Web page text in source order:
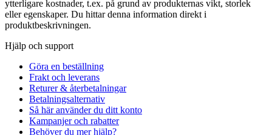
ytterligare kostnader, t.ex. på grund av produkternas vikt, storlek
eller egenskaper. Du hittar denna information direkt i
produktbeskrivningen.
Hjälp och support
Göra en beställning
Frakt och leverans
Returer & återbetalningar
Betalningsalternativ
Så här använder du ditt konto
Kampanjer och rabatter
Behöver du mer hjälp?